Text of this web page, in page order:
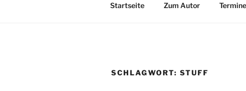
Startseite Zum Autor
SCHLAGWORT: STUFF